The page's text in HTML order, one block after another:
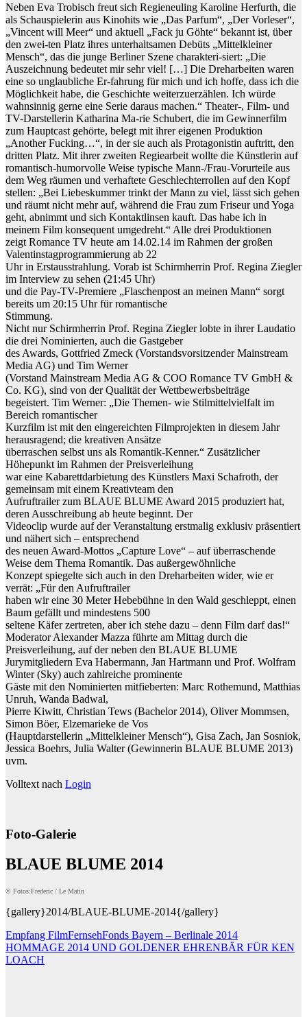
Neben Eva Trobisch freut sich Regieneuling Karoline Herfurth, die
als Schauspielerin aus Kinohits wie „Das Parfum“, „Der Vorleser“,
„Vincent will Meer“ und aktuell „Fack ju Göhte“ bekannt ist, über
den zwei-ten Platz ihres unterhaltsamen Debüts „Mittelkleiner
Mensch“, das die junge Berliner Szene charakteri-siert: „Die
Auszeichnung bedeutet mir sehr viel! […] Die Dreharbeiten waren
eine so unglaubliche Er-fahrung für mich und ich hoffe, dass ich die
Möglichkeit habe, die Geschichte weiterzuerzählen. Ich würde
wahnsinnig gerne eine Serie daraus machen.“ Theater-, Film- und
TV-Darstellerin Katharina Ma-rie Schubert, die im Gewinnerfilm
zum Hauptcast gehörte, belegt mit ihrer eigenen Produktion
„Another Fucking…“, in der sie auch als Protagonistin auftritt, den
dritten Platz. Mit ihrer zweiten Regiearbeit wollte die Künstlerin auf
romantisch-humorvolle Weise typische Mann-/Frau-Vorurteile aus
dem Weg räumen und verhaftete Geschlechterrollen auf den Kopf
stellen: „Bei Liebeskummer trinkt der Mann zu viel, lässt sich gehen
und räumt nicht mehr auf, während die Frau zum Friseur und Yoga
geht, abnimmt und sich Kontaktlinsen kauft. Das habe ich in
meinem Film konsequent umgedreht.“ Alle drei Produktionen
zeigt Romance TV heute am 14.02.14 im Rahmen der großen
Valentinstagprogrammierung ab 22
Uhr in Erstausstrahlung. Vorab ist Schirmherrin Prof. Regina Ziegler
im Interview zu sehen (21:45 Uhr)
und die Pay-TV-Premiere „Flaschenpost an meinen Mann“ sorgt
bereits um 20:15 Uhr für romantische
Stimmung.
Nicht nur Schirmherrin Prof. Regina Ziegler lobte in ihrer Laudatio
die drei Nominierten, auch die Gastgeber
des Awards, Gottfried Zmeck (Vorstandsvorsitzender Mainstream
Media AG) und Tim Werner
(Vorstand Mainstream Media AG & COO Romance TV GmbH &
Co. KG), sind von der Qualität der Wettbewerbsbeiträge
begeistert. Tim Werner: „Die Themen- wie Stilmittelvielfalt im
Bereich romantischer
Kurzfilm ist mit den eingereichten Filmprojekten in diesem Jahr
herausragend; die kreativen Ansätze
überraschen selbst uns als Romantik-Kenner.“ Zusätzlicher
Höhepunkt im Rahmen der Preisverleihung
war eine Kabarettdarbietung des Künstlers Maxi Schafroth, der
gemeinsam mit einem Kreativteam den
Aufruftrailer zum BLAUE BLUME Award 2015 produziert hat,
deren Ausschreibung ab heute beginnt. Der
Videoclip wurde auf der Veranstaltung erstmalig exklusiv präsentiert
und nähert sich – entsprechend
des neuen Award-Mottos „Capture Love“ – auf überraschende
Weise dem Thema Romantik. Das außergewöhnliche
Konzept spiegelte sich auch in den Dreharbeiten wider, wie er
verrät: „Für den Aufruftrailer
haben wir eine 30 Meter Hebebühne in den Wald geschleppt, einen
Baum gefällt und mindestens 500
seltene Käfer zertreten, aber ich stehe dazu – denn Film darf das!“
Moderator Alexander Mazza führte am Mittag durch die
Preisverleihung, auf der neben den BLAUE BLUME
Jurymitgliedern Eva Habermann, Jan Hartmann und Prof. Wolfram
Winter (Sky) auch zahlreiche prominente
Gäste mit den Nominierten mitfieberten: Marc Rothemund, Matthias
Unruh, Wanda Badwal,
Pierre Kiwitt, Christian Tews (Bachelor 2014), Oliver Mommsen,
Simon Böer, Elzemarieke de Vos
(Hauptdarstellerin „Mittelkleiner Mensch“), Gisa Zach, Jan Sosniok,
Jessica Boehrs, Julia Walter (Gewinnerin BLAUE BLUME 2013)
uvm.
Volltext nach Login
Foto-Galerie
BLAUE BLUME 2014
© Fotos:Frederic / Le Matin
{gallery}2014/BLAUE-BLUME-2014{/gallery}
Beitragsnavigation
Empfang FilmFernsehFonds Bayern – Berlinale 2014
HOMMAGE 2014 UND GOLDENER EHRENBÄR FÜR KEN
LOACH